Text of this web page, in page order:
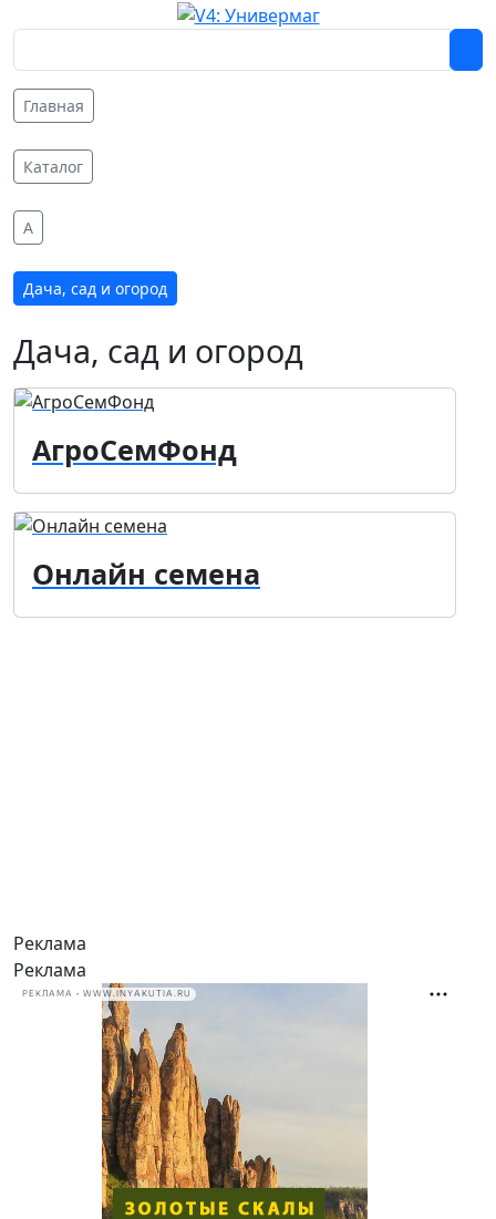
Главная
Каталог
A
Дача, сад и огород
Дача, сад и огород
АгроСемФонд
Онлайн семена
Реклама
Реклама
РЕКЛАМА • WWW.INYAKUTIA.RU